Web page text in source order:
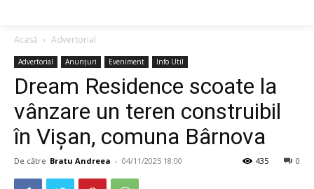
Acasă Advertorial
Advertorial Anunțuri Eveniment Info Util
Dream Residence scoate la
vânzare un teren construibil
în Vișan, comuna Bârnova
De către Bratu Andreea - 04/11/2025 18:00 0
435